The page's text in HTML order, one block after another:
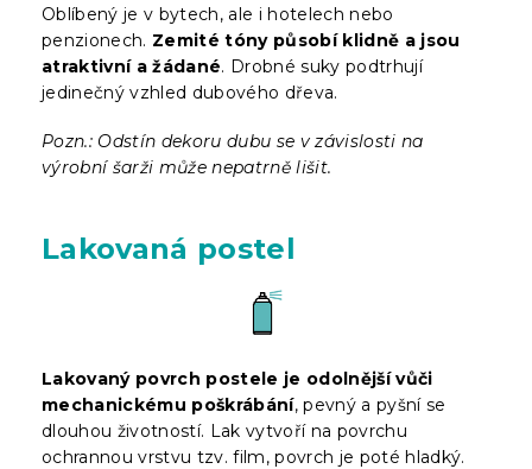
Oblíbený je v bytech, ale i hotelech nebo
penzionech. Zemité tóny působí klidně a jsou
atraktivní a žádané. Drobné suky podtrhují
jedinečný vzhled dubového dřeva.
Pozn.: Odstín dekoru dubu se v závislosti na
výrobní šarži může nepatrně lišit.
Lakovaná postel
Lakovaný povrch postele je odolnější vůči
mechanickému poškrábání, pevný a pyšní se
dlouhou životností. Lak vytvoří na povrchu
ochrannou vrstvu tzv. film, povrch je poté hladký.